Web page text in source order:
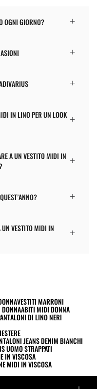
OGNI GIORNO?
IN LINO PER UN LOOK
A UN VESTITO MIDI IN
VESTITO MIDI IN
VESTITI MARRONI
ABITI MIDI DONNA
DI LINO NERI
JEANS DENIM BIANCHI
UOMO STRAPPATI
IN VISCOSA
MIDI IN VISCOSA